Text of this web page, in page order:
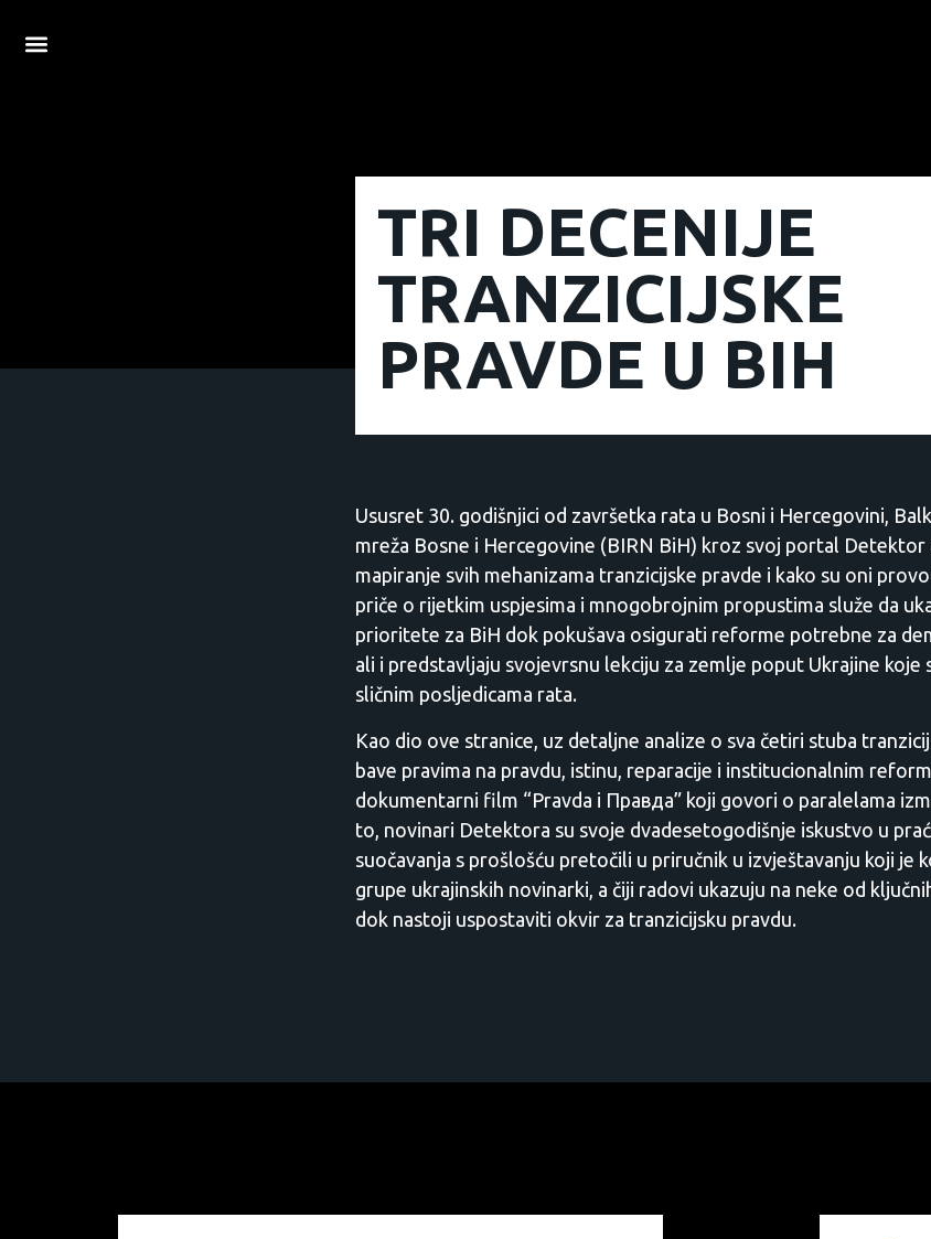
TRI DECENIJE
TRANZICIJSKE
PRAVDE U BIH
Ususret 30. godišnjici od završetka rata u Bosni i Hercegovini,
mreža Bosne i Hercegovine (BIRN BiH) kroz svoj portal
mapiranje svih mehanizama tranzicijske pravde i kako su oni
priče o rijetkim uspjesima i mnogobrojnim propustima služe da
prioritete za BiH dok pokušava osigurati reforme potrebne za
ali i predstavljaju svojevrsnu lekciju za zemlje poput Ukrajine koje
sličnim posljedicama rata.
Kao dio ove stranice, uz detaljne analize o sva četiri stuba
bave pravima na pravdu, istinu, reparacije i institucionalnim
dokumentarni film “Pravda i Правда” koji govori o paralelama
to, novinari Detektora su svoje dvadesetogodišnje iskustvo u
suočavanja s prošlošću pretočili u priručnik u izvještavanju koji je
grupe ukrajinskih novinarki, a čiji radovi ukazuju na neke od
dok nastoji uspostaviti okvir za tranzicijsku pravdu.